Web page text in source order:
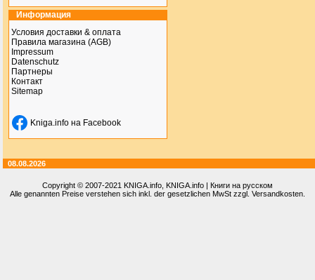
Информация
Условия доставки & оплата
Правила магазина (AGB)
Impressum
Datenschutz
Партнеры
Контакт
Sitemap
Kniga.info на Facebook
08.08.2026
Copyright © 2007-2021 KNIGA.info , KNIGA.info | Книги на русском
Alle genannten Preise verstehen sich inkl. der gesetzlichen MwSt zzgl. Versandkosten.